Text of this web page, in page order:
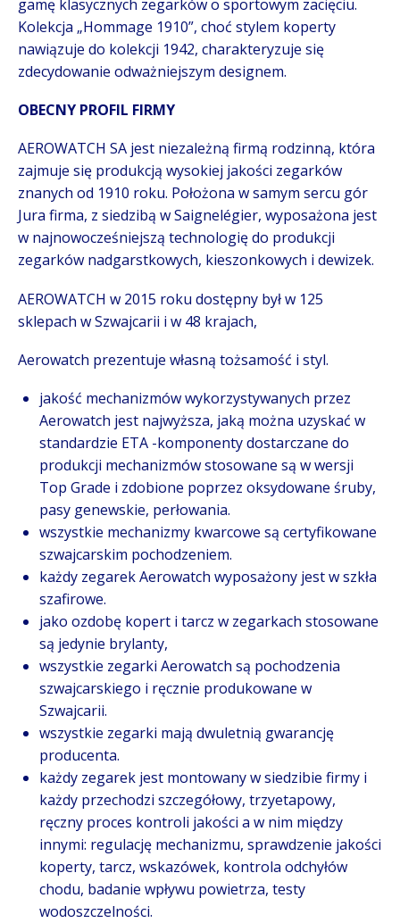
gamę klasycznych zegarków o sportowym zacięciu.
Kolekcja „Hommage 1910”, choć stylem koperty
nawiązuje do kolekcji 1942, charakteryzuje się
zdecydowanie odważniejszym designem.
OBECNY PROFIL FIRMY
AEROWATCH SA jest niezależną firmą rodzinną, która
zajmuje się produkcją wysokiej jakości zegarków
znanych od 1910 roku. Położona w samym sercu gór
Jura firma, z siedzibą w Saignelégier, wyposażona jest
w najnowocześniejszą technologię do produkcji
zegarków nadgarstkowych, kieszonkowych i dewizek.
AEROWATCH w 2015 roku dostępny był w 125
sklepach w Szwajcarii i w 48 krajach,
Aerowatch prezentuje własną tożsamość i styl.
jakość mechanizmów wykorzystywanych przez
Aerowatch jest najwyższa, jaką można uzyskać w
standardzie ETA -komponenty dostarczane do
produkcji mechanizmów stosowane są w wersji
Top Grade i zdobione poprzez oksydowane śruby,
pasy genewskie, perłowania.
wszystkie mechanizmy kwarcowe są certyfikowane
szwajcarskim pochodzeniem.
każdy zegarek Aerowatch wyposażony jest w szkła
szafirowe.
jako ozdobę kopert i tarcz w zegarkach stosowane
są jedynie brylanty,
wszystkie zegarki Aerowatch są pochodzenia
szwajcarskiego i ręcznie produkowane w
Szwajcarii.
wszystkie zegarki mają dwuletnią gwarancję
producenta.
każdy zegarek jest montowany w siedzibie firmy i
każdy przechodzi szczegółowy, trzyetapowy,
ręczny proces kontroli jakości a w nim między
innymi: regulację mechanizmu, sprawdzenie jakości
koperty, tarcz, wskazówek, kontrola odchyłów
chodu, badanie wpływu powietrza, testy
wodoszczelności.